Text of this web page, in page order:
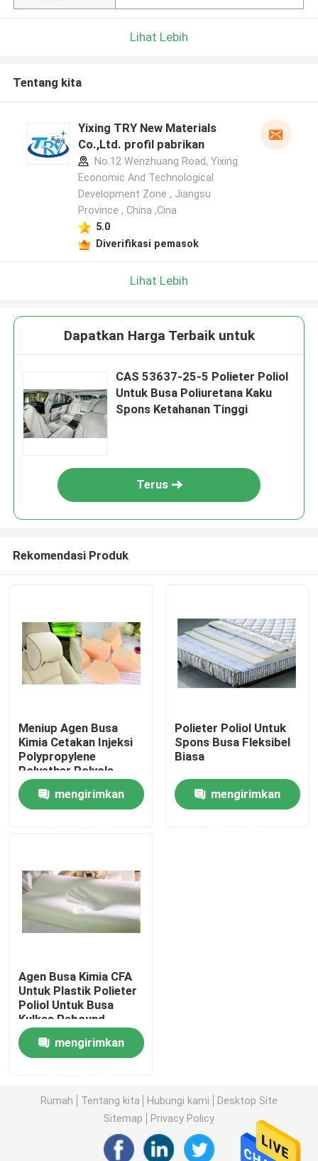
Rumah
Produk
Tur Pabrik
Kontrol kualitas
Hubungi kami
Berita
Produk Farmasi Antara
Garam Amonium Kuarter
Lihat Lebih
Tentang kita
Yixing TRY New Materials
Co.,Ltd. profil pabrikan
No.12 Wenzhuang Road, Yixing
Economic And Technological
Development Zone , Jiangsu
Province , China ,Cina
5.0
Diverifikasi pemasok
Lihat Lebih
Dapatkan Harga Terbaik untuk
CAS 53637-25-5 Polieter Poliol
Untuk Busa Poliuretana Kaku
Spons Ketahanan Tinggi
Terus
Rekomendasi Produk
Meniup Agen Busa
Kimia Cetakan Injeksi
Polypropylene
Polyether Polyols
mengirimkan
Polieter Poliol Untuk
Spons Busa Fleksibel
Biasa
mengirimkan
Agen Busa Kimia CFA
Untuk Plastik Polieter
Poliol Untuk Busa
Kulkas Rebound
Lambat
mengirimkan
Rumah Tentang kita Hubungi kami
Desktop Site
Sitemap
Privacy Policy